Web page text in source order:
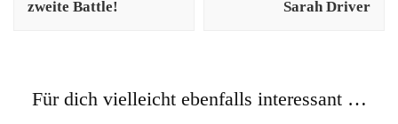
zweite Battle!
Sarah Driver
Für dich vielleicht ebenfalls interessant …